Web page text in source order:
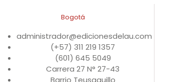
Bogotá
administrador@edicionesdelau.com
(+57) 311 219 1357
(601) 645 5049
Carrera 27 N° 27-43
Barrio Teusaquillo